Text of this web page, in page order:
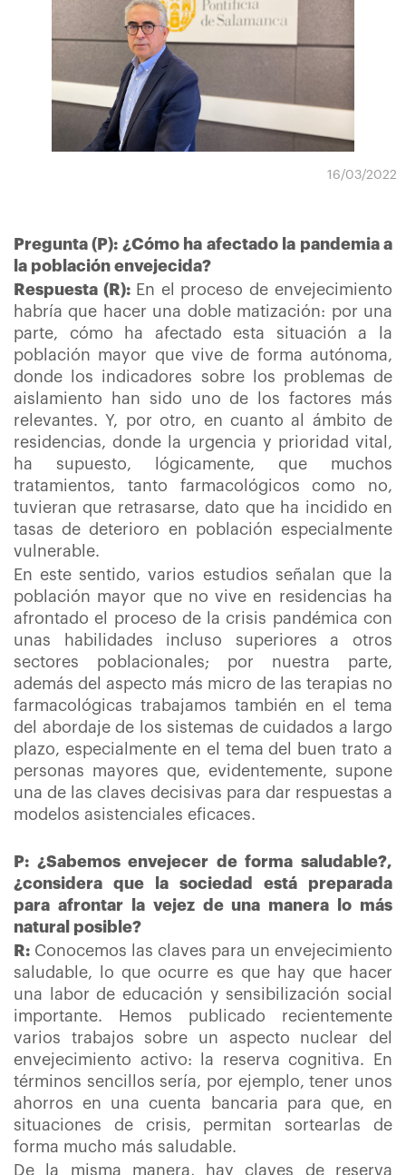
16/03/2022
Pregunta (P): ¿Cómo ha afectado la pandemia a
la población envejecida?
Respuesta (R): En el proceso de envejecimiento
habría que hacer una doble matización: por una
parte, cómo ha afectado esta situación a la
población mayor que vive de forma autónoma,
donde los indicadores sobre los problemas de
aislamiento han sido uno de los factores más
relevantes. Y, por otro, en cuanto al ámbito de
residencias, donde la urgencia y prioridad vital,
ha supuesto, lógicamente, que muchos
tratamientos, tanto farmacológicos como no,
tuvieran que retrasarse, dato que ha incidido en
tasas de deterioro en población especialmente
vulnerable.
En este sentido, varios estudios señalan que la
población mayor que no vive en residencias ha
afrontado el proceso de la crisis pandémica con
unas habilidades incluso superiores a otros
sectores poblacionales; por nuestra parte,
además del aspecto más micro de las terapias no
farmacológicas trabajamos también en el tema
del abordaje de los sistemas de cuidados a largo
plazo, especialmente en el tema del buen trato a
personas mayores que, evidentemente, supone
una de las claves decisivas para dar respuestas a
modelos asistenciales eficaces.
P: ¿Sabemos envejecer de forma saludable?,
¿considera que la sociedad está preparada
para afrontar la vejez de una manera lo más
natural posible?
R: Conocemos las claves para un envejecimiento
saludable, lo que ocurre es que hay que hacer
una labor de educación y sensibilización social
importante. Hemos publicado recientemente
varios trabajos sobre un aspecto nuclear del
envejecimiento activo: la reserva cognitiva. En
términos sencillos sería, por ejemplo, tener unos
ahorros en una cuenta bancaria para que, en
situaciones de crisis, permitan sortearlas de
forma mucho más saludable.
De la misma manera, hay claves de reserva